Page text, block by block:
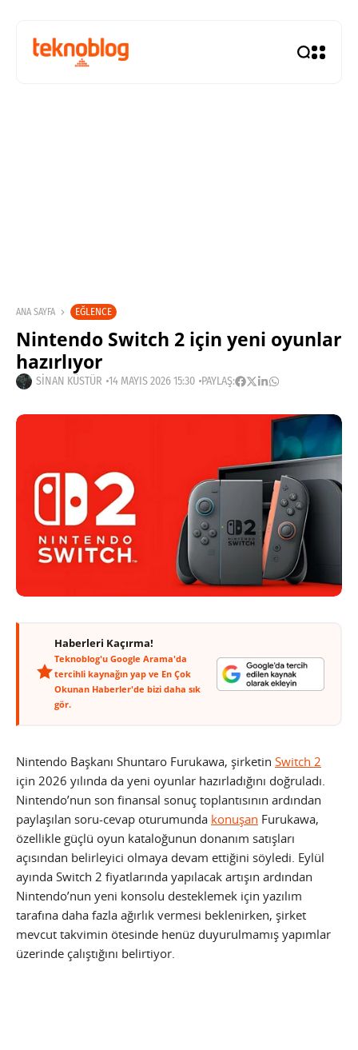
ANA SAYFA EĞLENCE
Nintendo Switch 2 için yeni oyunlar
hazırlıyor
SINAN KÜSTÜR 14 MAYIS 2026 15:30 PAYLAŞ:
Haberleri Kaçırma!
Teknoblog'u Google Arama'da
tercihli kaynağın yap ve En Çok
Okunan Haberler'de bizi daha sık
gör.
Nintendo Başkanı Shuntaro Furukawa, şirketin Switch 2
için 2026 yılında da yeni oyunlar hazırladığını doğruladı.
Nintendo’nun son finansal sonuç toplantısının ardından
paylaşılan soru-cevap oturumunda konuşan Furukawa,
özellikle güçlü oyun kataloğunun donanım satışları
açısından belirleyici olmaya devam ettiğini söyledi. Eylül
ayında Switch 2 fiyatlarında yapılacak artışın ardından
Nintendo’nun yeni konsolu desteklemek için yazılım
tarafına daha fazla ağırlık vermesi beklenirken, şirket
mevcut takvimin ötesinde henüz duyurulmamış yapımlar
üzerinde çalıştığını belirtiyor.